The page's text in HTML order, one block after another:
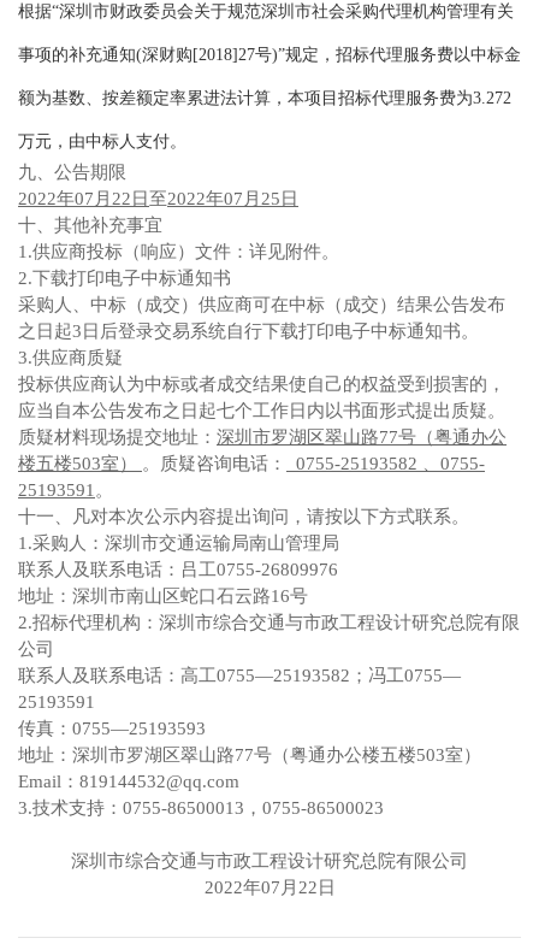
根据“深圳市财政委员会关于规范深圳市社会采购代理机构管理有关
事项的补充通知(深财购[2018]27号)”规定，招标代理服务费以中标金
额为基数、按差额定率累进法计算，本项目招标代理服务费为3.272
万元，由中标人支付。
九、公告期限
2022年07月22日 至2022年07月25日
十、其他补充事宜
1.供应商投标（响应）文件：详见附件。
2.下载打印电子中标通知书
采购人、中标（成交）供应商可在中标（成交）结果公告发布
之日起3日后登录交易系统自行下载打印电子中标通知书。
3.供应商质疑
投标供应商认为中标或者成交结果使自己的权益受到损害的，
应当自本公告发布之日起七个工作日内以书面形式提出质疑。
质疑材料现场提交地址： 深圳市罗湖区翠山路77号（粤通办公
楼五楼503室）
。质疑咨询电话：
0755-25193582 、0755-
25193591 。
十一、凡对本次公示内容提出询问，请按以下方式联系。
1.采购人：深圳市交通运输局南山管理局
联系人及联系电话：吕工0755-26809976
地址：深圳市南山区蛇口石云路16号
2.招标代理机构：深圳市综合交通与市政工程设计研究总院有限
公司
联系人及联系电话：高工0755—25193582；冯工0755—
25193591
传真：0755—25193593
地址：深圳市罗湖区翠山路77号（粤通办公楼五楼503室）
Email ：819144532@qq.com
3.技术支持：0755-86500013，0755-86500023
深圳市综合交通与市政工程设计研究总院有限公司
2022年07月22日